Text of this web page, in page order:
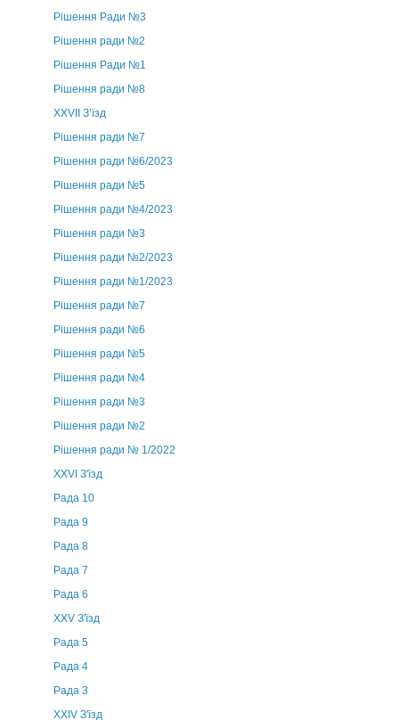
Рішення Ради №3
Рішення ради №2
Рішення Ради №1
Рішення ради №8
ХХVII З’їзд
Рішення ради №7
Рішення ради №6/2023
Рішення ради №5
Рішення ради №4/2023
Рішення ради №3
Рішення ради №2/2023
Рішення ради №1/2023
Рішення ради №7
Рішення ради №6
Рішення ради №5
Рішення ради №4
Рішення ради №3
Рішення ради №2
Рішення ради № 1/2022
XXVI З'їзд
Рада 10
Рада 9
Рада 8
Рада 7
Рада 6
XXV З'їзд
Рада 5
Рада 4
Рада 3
ХХIV З'їзд